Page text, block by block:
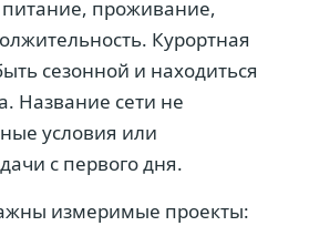
питание, проживание,
Курортная
сезонной и находиться
Название сети не
условия или
с первого дня.
измеримые проекты: